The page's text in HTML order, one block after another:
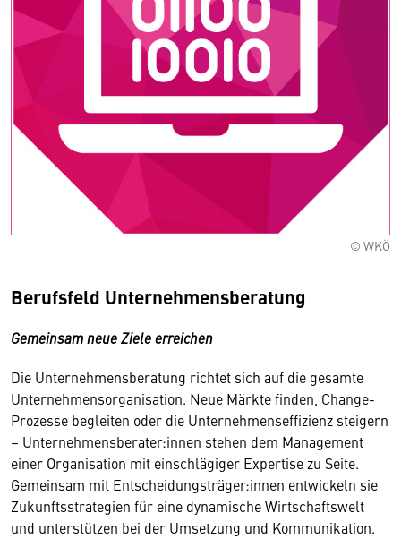
© WKÖ
Berufsfeld Unternehmensberatung
Gemeinsam neue Ziele erreichen
Die Unternehmensberatung richtet sich auf die gesamte
Unternehmensorganisation. Neue Märkte finden, Change-
Prozesse begleiten oder die Unternehmenseffizienz steigern
– Unternehmensberater:innen stehen dem Management
einer Organisation mit einschlägiger Expertise zu Seite.
Gemeinsam mit Entscheidungsträger:innen entwickeln sie
Zukunftsstrategien für eine dynamische Wirtschaftswelt
und unterstützen bei der Umsetzung und Kommunikation.